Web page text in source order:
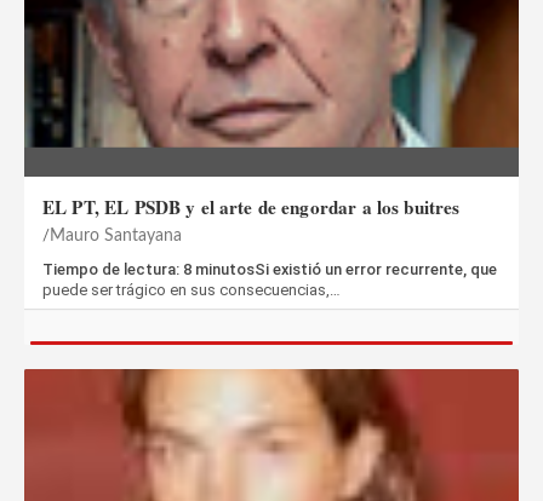
EL PT, EL PSDB y el arte de engordar a los buitres
Mauro Santayana
Tiempo de lectura: 8 minutosSi existió un error recurrente, que
puede ser trágico en sus consecuencias,…